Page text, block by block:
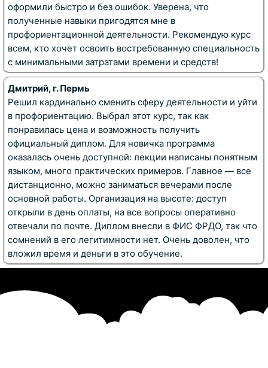
оформили быстро и без ошибок. Уверена, что
полученные навыки пригодятся мне в
профориентационной деятельности. Рекомендую курс
всем, кто хочет освоить востребованную специальность
с минимальными затратами времени и средств!
Дмитрий, г. Пермь
Решил кардинально сменить сферу деятельности и уйти
в профориентацию. Выбрал этот курс, так как
понравилась цена и возможность получить
официальный диплом. Для новичка программа
оказалась очень доступной: лекции написаны понятным
языком, много практических примеров. Главное — все
дистанционно, можно заниматься вечерами после
основной работы. Организация на высоте: доступ
открыли в день оплаты, на все вопросы оперативно
отвечали по почте. Диплом внесли в ФИС ФРДО, так что
сомнений в его легитимности нет. Очень доволен, что
вложил время и деньги в это обучение.